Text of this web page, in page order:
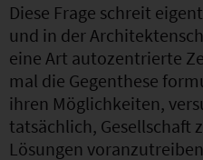
Diese Frage schreit
und in der
eine Art autozentrierte
mal die Gegenthese
ihren Möglichkeiten,
tatsächlich, Gesellschaft
Lösungen